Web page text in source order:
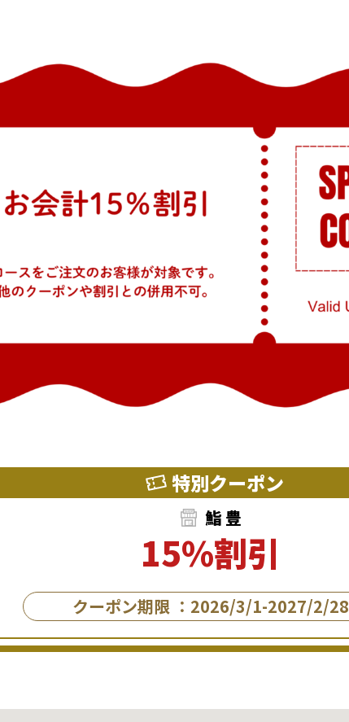
特別クーポン
鮨 豊
15%割引
クーポン期限 ：2026/3/1-2027/2/28